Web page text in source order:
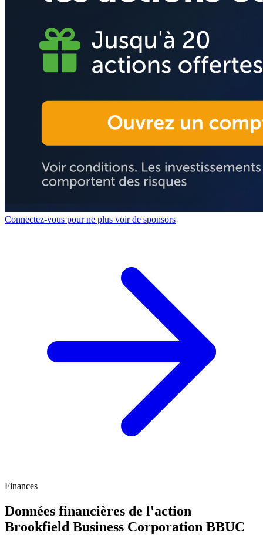
Connectez-vous pour ne plus voir de sponsors
Finances
Données financières de l'action
Brookfield Business Corporation BBUC